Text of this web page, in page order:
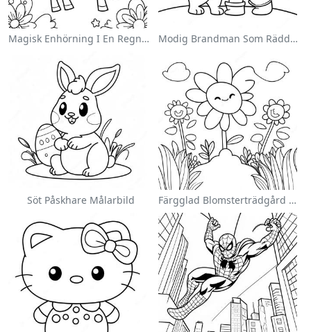
Magisk Enhörning I En Regnbåge Målarbild Modig Brandman Som Räddar En Katt Målarbild
Söt Påskhare Målarbild Färgglad Blomsterträdgård Målarbild